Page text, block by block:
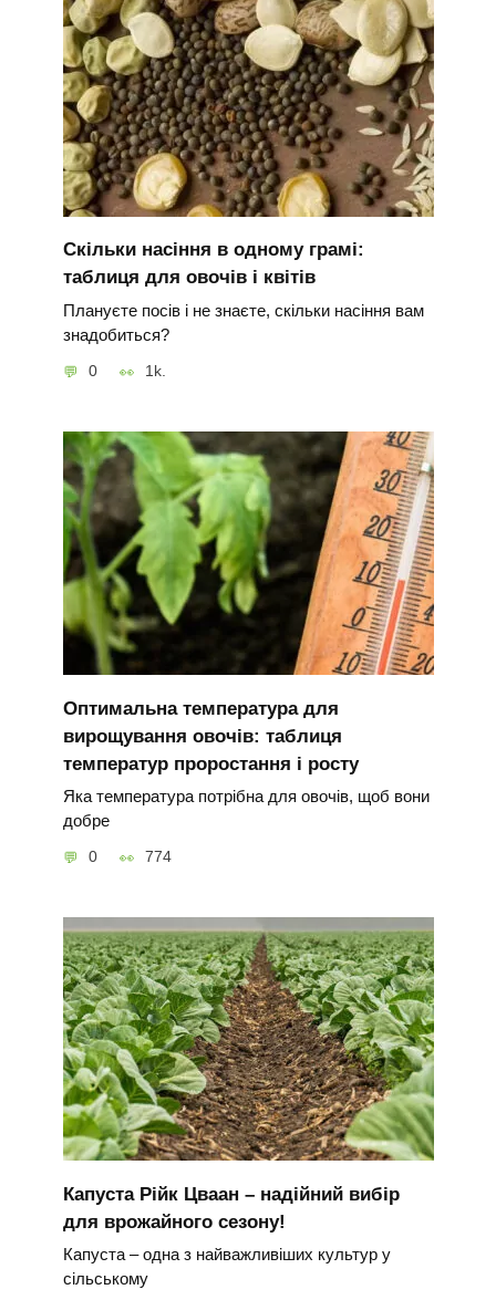
Скільки насіння в одному грамі:
таблиця для овочів і квітів
Плануєте посів і не знаєте, скільки насіння вам
знадобиться?
0 1k.
Оптимальна температура для
вирощування овочів: таблиця
температур проростання і росту
Яка температура потрібна для овочів, щоб вони
добре
0 774
Капуста Рійк Цваан – надійний вибір
для врожайного сезону!
Капуста – одна з найважливіших культур у
сільському